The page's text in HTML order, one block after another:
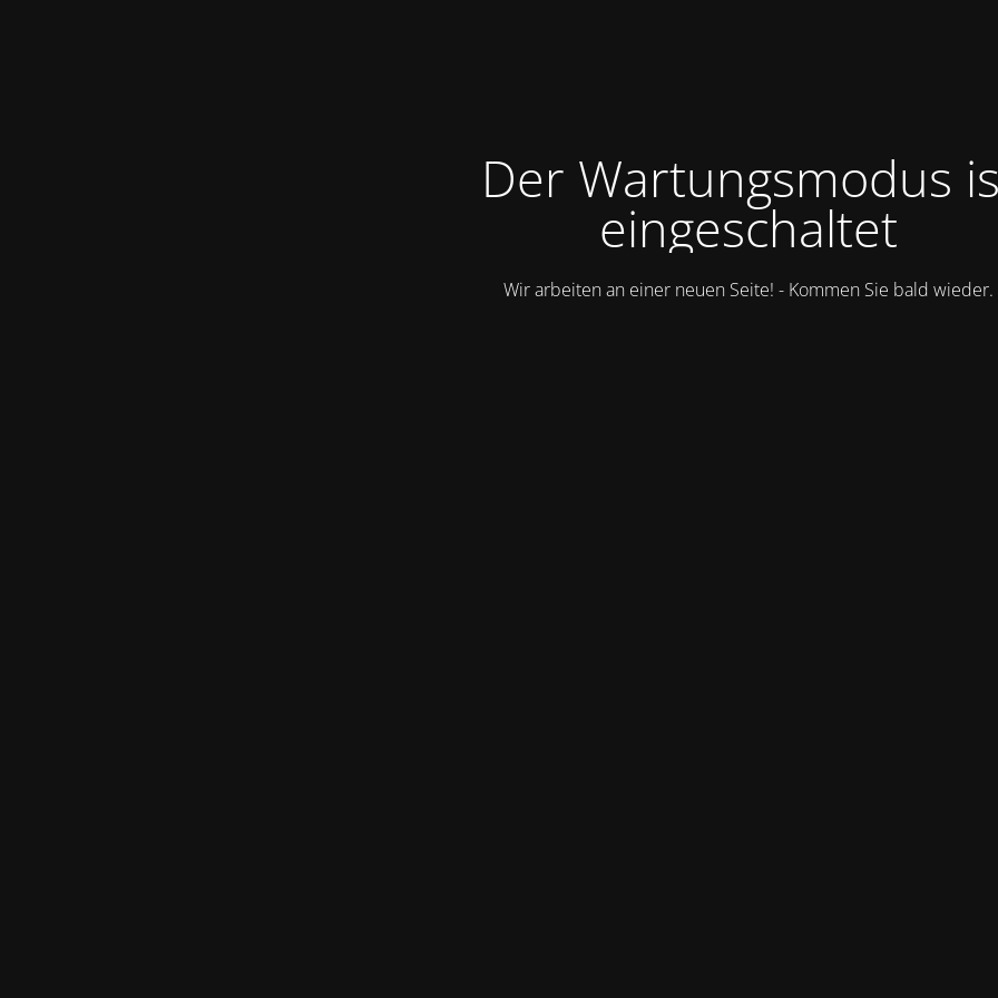
Der Wartungsmodus
eingeschaltet
Wir arbeiten an einer neuen Seite! - Kommen Sie bald wieder.